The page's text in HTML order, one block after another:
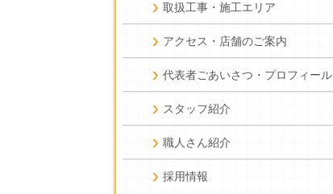
取扱工事・施工エリア
アクセス・店舗のご案内
代表者ごあいさつ・プロフィール
スタッフ紹介
職人さん紹介
採用情報